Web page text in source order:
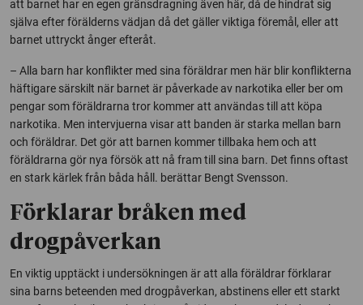
att barnet har en egen gränsdragning även här, då de hindrat sig
själva efter förälderns vädjan då det gäller viktiga föremål, eller att
barnet uttryckt ånger efteråt.
– Alla barn har konflikter med sina föräldrar men här blir konflikterna
häftigare särskilt när barnet är påverkade av narkotika eller ber om
pengar som föräldrarna tror kommer att användas till att köpa
narkotika. Men intervjuerna visar att banden är starka mellan barn
och föräldrar. Det gör att barnen kommer tillbaka hem och att
föräldrarna gör nya försök att nå fram till sina barn. Det finns oftast
en stark kärlek från båda håll. berättar Bengt Svensson.
Förklarar bråken med
drogpåverkan
En viktig upptäckt i undersökningen är att alla föräldrar förklarar
sina barns beteenden med drogpåverkan, abstinens eller ett starkt